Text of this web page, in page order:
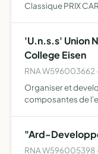
Classique PRIX
'U.n.s.s' Union
College Eisen
RNA W596003662
Organiser et
composantes de
"Ard-
RNA W596005398